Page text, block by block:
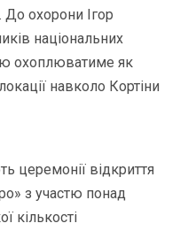
До охорони Ігор
національних
охоплюватиме як
навколо Кортіни
церемонії відкриття
з участю понад
кількості